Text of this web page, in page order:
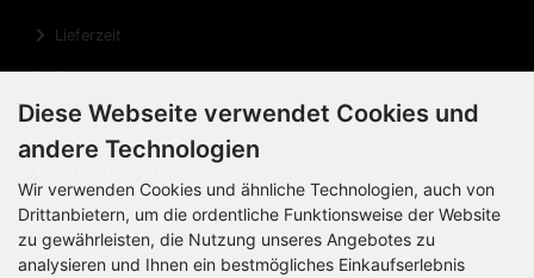
Lieferzeit
Rechnungsdaten
Cookie Einstellungen
Privatsphäre und Datenschutz
Widerrufsrecht
Diese Webseite verwendet Cookies und
andere Technologien
Wir verwenden Cookies und ähnliche Technologien, auch von
Drittanbietern, um die ordentliche Funktionsweise der Website
zu gewährleisten, die Nutzung unseres Angebotes zu
analysieren und Ihnen ein bestmögliches Einkaufserlebnis